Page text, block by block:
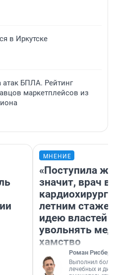
в Иркутске
атак БПЛА. Рейтинг
маркетплейсов из
МНЕНИЕ
«Поступила
значит, врач
кардиохирург
летним
идею властей
увольнять
хамство
Роман Рисберг
Выполнил
лечебных и